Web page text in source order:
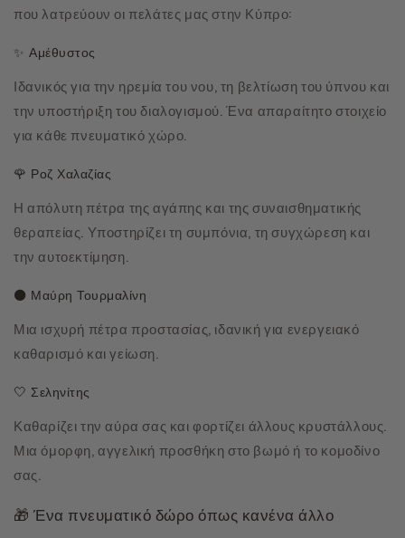
που λατρεύουν οι πελάτες μας στην Κύπρο:
✨ Αμέθυστος
Ιδανικός για την ηρεμία του νου, τη βελτίωση του ύπνου και
την υποστήριξη του διαλογισμού. Ένα απαραίτητο στοιχείο
για κάθε πνευματικό χώρο.
🌹 Ροζ Χαλαζίας
Η απόλυτη πέτρα της αγάπης και της συναισθηματικής
θεραπείας. Υποστηρίζει τη συμπόνια, τη συγχώρεση και
την αυτοεκτίμηση.
⚫ Μαύρη Τουρμαλίνη
Μια ισχυρή πέτρα προστασίας, ιδανική για ενεργειακό
καθαρισμό και γείωση.
🤍 Σεληνίτης
Καθαρίζει την αύρα σας και φορτίζει άλλους κρυστάλλους.
Μια όμορφη, αγγελική προσθήκη στο βωμό ή το κομοδίνο
σας.
🎁 Ένα πνευματικό δώρο όπως κανένα άλλο